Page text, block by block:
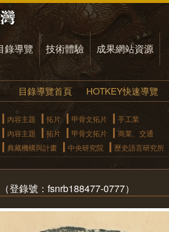
錄導覽 技術體驗 成果網站資源
目錄導覽首頁 HOTKEY快速導覽
內容主題 拓片 甲骨文拓片
手工業
內容主題 拓片 甲骨文拓片
商業、交通
典藏機構與計畫 中央研究院 歷史語言研究所
登錄號：fsnrb188477-0777）